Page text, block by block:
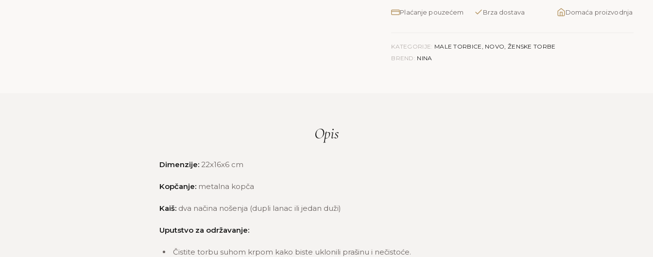
Plaćanje pouzećem Brza dostava Domaća proizvodnja
KATEGORIJE: MALE TORBICE, NOVO, ŽENSKE TORBE
BREND: NINA
Opis
Dimenzije: 22x16x6 cm
Kopčanje: metalna kopča
Kaiš: dva načina nošenja (dupli lanac ili jedan duži)
Uputstvo za održavanje:
Čistite torbu suhom krpom kako biste uklonili prašinu i nečistoće.